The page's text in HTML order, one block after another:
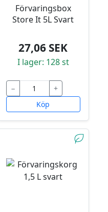
Förvaringsbox
Store It 5L Svart
27,06 SEK
I lager: 128 st
−
+
Köp